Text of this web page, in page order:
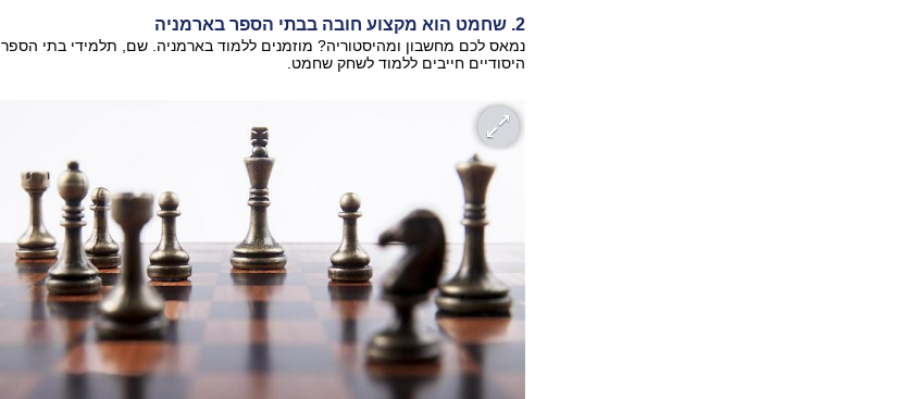
2. שחמט הוא מקצוע חובה בבתי הספר בארמניה
נמאס לכם מחשבון ומהיסטוריה? מוזמנים ללמוד בארמניה. שם, תלמידי בתי הספר
היסודיים חייבים ללמוד לשחק שחמט.